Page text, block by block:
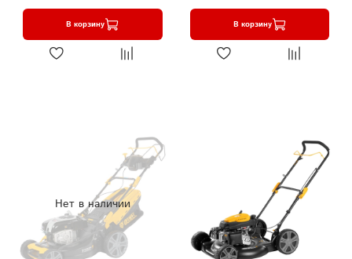
В корзину В корзину
Нет в наличии